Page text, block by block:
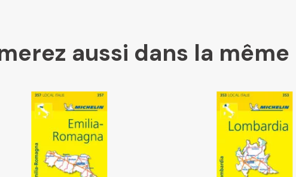
Mollat
Libraires Ensemble
aussi dans la